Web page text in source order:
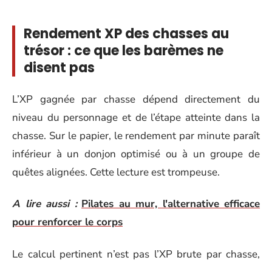
Rendement XP des chasses au
trésor : ce que les barèmes ne
disent pas
L’XP gagnée par chasse dépend directement du
niveau du personnage et de l’étape atteinte dans la
chasse. Sur le papier, le rendement par minute paraît
inférieur à un donjon optimisé ou à un groupe de
quêtes alignées. Cette lecture est trompeuse.
A lire aussi : Pilates au mur, l'alternative efficace
pour renforcer le corps
Le calcul pertinent n’est pas l’XP brute par chasse,